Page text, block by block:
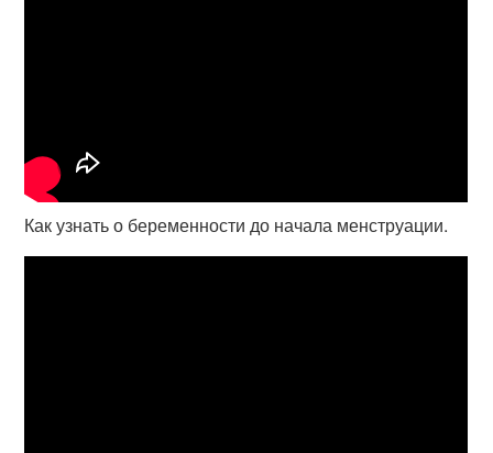
Как узнать о беременности до начала менструации.